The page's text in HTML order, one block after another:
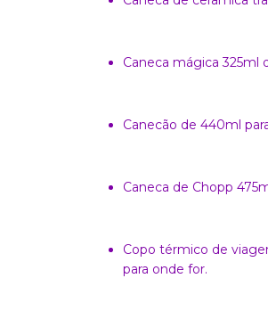
Caneca mágica 325ml
Canecão de 440ml
Caneca de Chopp
Copo térmico de
para onde for.